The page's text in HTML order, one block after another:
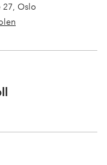
27, Oslo